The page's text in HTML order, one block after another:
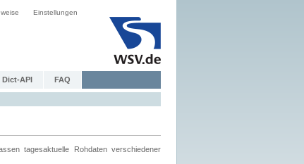
Einstellungen
Dict-API FAQ
tagesaktuelle Rohdaten verschiedener